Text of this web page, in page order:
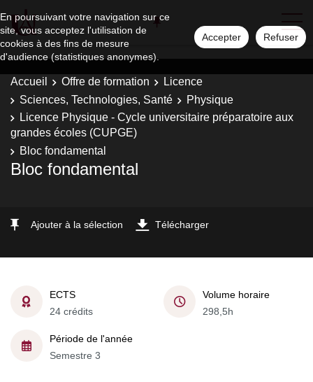
En poursuivant votre navigation sur ce
site, vous acceptez l'utilisation de
cookies à des fins de mesure
d'audience (statistiques anonymes).
Accepter Refuser
Accueil Offre de formation
Licence
Sciences, Technologies, Santé
Physique
Licence Physique - Cycle universitaire préparatoire aux
grandes écoles (CUPGE)
Bloc fondamental
Bloc fondamental
Ajouter à la sélection Télécharger
ECTS
24 crédits
Volume horaire
298,5h
Période de l'année
Semestre 3